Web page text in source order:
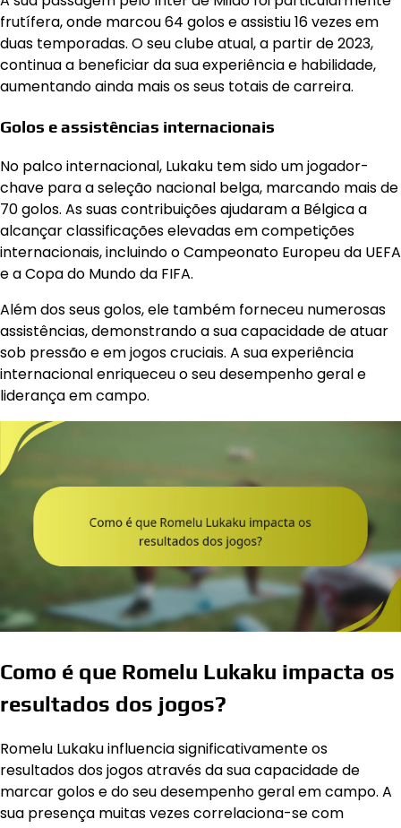
frutífera, onde marcou 64 golos e assistiu 16 vezes em
duas temporadas. O seu clube atual, a partir de 2023,
continua a beneficiar da sua experiência e habilidade,
aumentando ainda mais os seus totais de carreira.
Golos e assistências internacionais
No palco internacional, Lukaku tem sido um jogador-
chave para a seleção nacional belga, marcando mais de
70 golos. As suas contribuições ajudaram a Bélgica a
alcançar classificações elevadas em competições
internacionais, incluindo o Campeonato Europeu da UEFA
e a Copa do Mundo da FIFA.
Além dos seus golos, ele também forneceu numerosas
assistências, demonstrando a sua capacidade de atuar
sob pressão e em jogos cruciais. A sua experiência
internacional enriqueceu o seu desempenho geral e
liderança em campo.
Como é que Romelu Lukaku impacta os
resultados dos jogos?
Romelu Lukaku influencia significativamente os
resultados dos jogos através da sua capacidade de
marcar golos e do seu desempenho geral em campo. A
sua presença muitas vezes correlaciona-se com